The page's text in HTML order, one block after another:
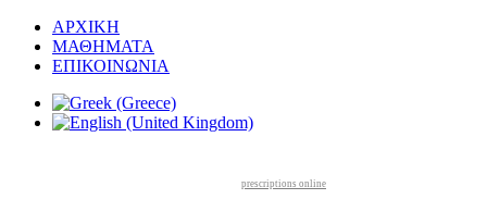
ΑΡΧΙΚΗ
ΜΑΘΗΜΑΤΑ
ΕΠΙΚΟΙΝΩΝΙΑ
prescriptions online